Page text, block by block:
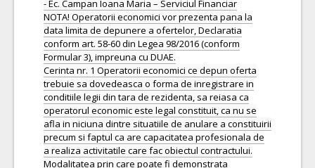
- Ec. Campan Ioana Maria – Serviciul Financiar
NOTA! Operatorii economici vor prezenta pana la
data limita de depunere a ofertelor, Declaratia
conform art. 58-60 din Legea 98/2016 (conform
Formular 3), impreuna cu DUAE.
Cerinta nr. 1 Operatorii economici ce depun oferta
trebuie sa dovedeasca o forma de inregistrare in
conditiile legii din tara de rezidenta, sa reiasa ca
operatorul economic este legal constituit, ca nu se
afla in niciuna dintre situatiile de anulare a constituirii
precum si faptul ca are capacitatea profesionala de
a realiza activitatile care fac obiectul contractului.
Modalitatea prin care poate fi demonstrata